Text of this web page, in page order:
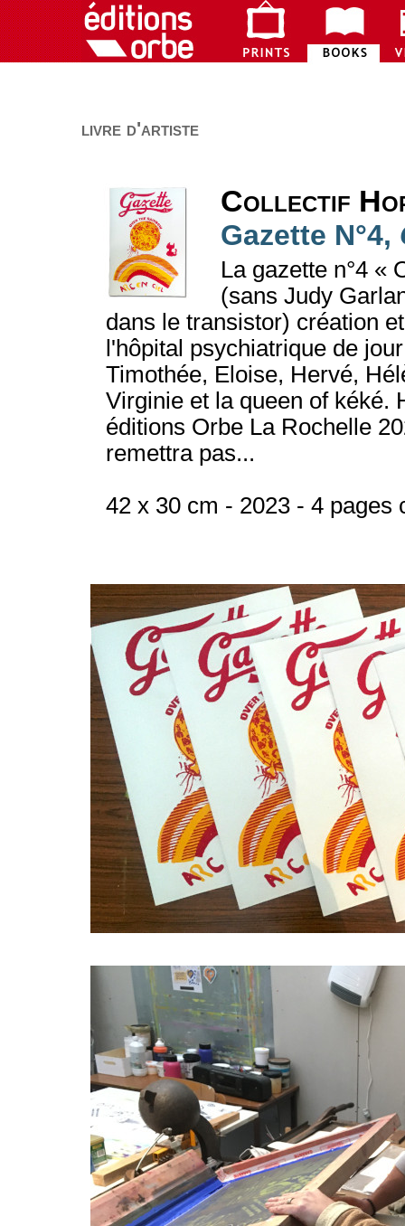
livre d'artiste
Collectif
Gazette N°4,
La gazette n°4 «
(sans Judy
dans le transistor) création
l'hôpital psychiatrique de
Timothée, Eloise, Hervé,
Virginie et la queen of kéké.
éditions Orbe La Rochelle
remettra pas...
42 x 30 cm - 2023 - 4 pages